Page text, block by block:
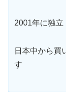
2001年に独立
日本中から買
す